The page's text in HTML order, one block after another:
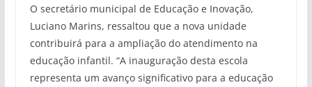
O secretário municipal de Educação e Inovação,
Luciano Marins, ressaltou que a nova unidade
contribuirá para a ampliação do atendimento na
educação infantil. “A inauguração desta escola
representa um avanço significativo para a educação